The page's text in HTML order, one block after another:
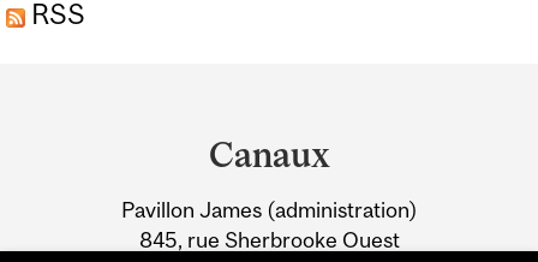
FINANCEMENT
RSS
Information
Canaux
Pavillon James (administration)
845, rue Sherbrooke Ouest